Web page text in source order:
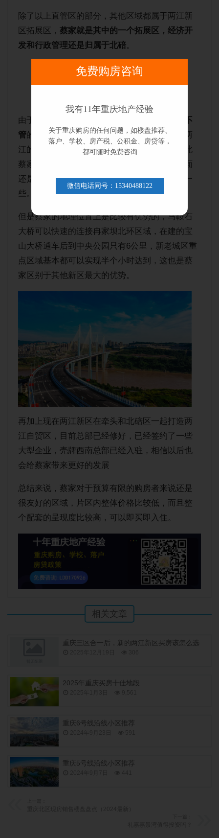
除了以上直管区的部分，其他区域都属于两江新
区拓展区，蔡家就是其中的一个拓展区，经济开
发和行政管理还是归属于北碚。
蔡家未来的发展
由于区域划分的原因，蔡家的发展一直有点
两不
管的状态。毕竟不是直管区，所以吃不了多少两
江的红利，再加上北碚的重心也不在蔡家，因此
蔡家整体呈现出来的不论是基础建设，城市界面
还是配套上，都比北区四小龙的其他区域要差一
些。
但是蔡家的地理位置上是比较有优势的，马鞍石
大桥可以快速的连接冉家坝北环区域，在建的宝
山大桥通车后到中央公园只有6公里，新老城区重
点区域基本都可以实现半个小时达到，这也是蔡
家区别于其他新区最大的优势。
再加上现在两江新区在牵头和北碚区一起打造两
江自贸区，目前总部已经修好，已经签约了一些
大型企业，壳牌西南总部已经入驻，相信以后也
会给蔡家带来更好的发展
总结来说，蔡家对于预算有限的购房者来说还是
很友好的区域，片区内整体价格比较低，而且整
个配套的呈现度比较高，可以即买即入住。
相关文章
重庆三区合一后，新的两江新区买房该怎么选
2025年重庆买房十佳地段
重庆6号线沿线小区推荐
重庆5号线沿线小区推荐
免费购房咨询
我有11年重庆地产经验
关于重庆购房的任何问题，如楼盘推荐、
落户、学校、房产税、公积金、房贷等，
都可随时免费咨询
微信电话同号：15340488122